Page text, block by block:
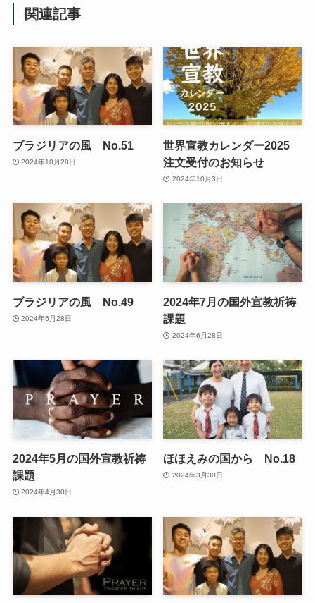
関連記事
ブラジリアの風 No.51
2024年10月28日
世界宣教カレンダー2025
注文受付のお知らせ
2024年10月3日
ブラジリアの風 No.49
2024年6月28日
2024年7月の国外宣教祈祷
課題
2024年6月28日
2024年5月の国外宣教祈祷
課題
2024年4月30日
ほほえみの国から No.18
2024年3月30日